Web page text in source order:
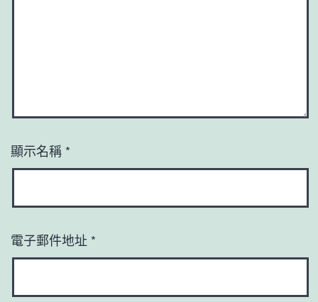
顯示名稱 *
電子郵件地址 *